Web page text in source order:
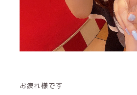
お疲れ様です